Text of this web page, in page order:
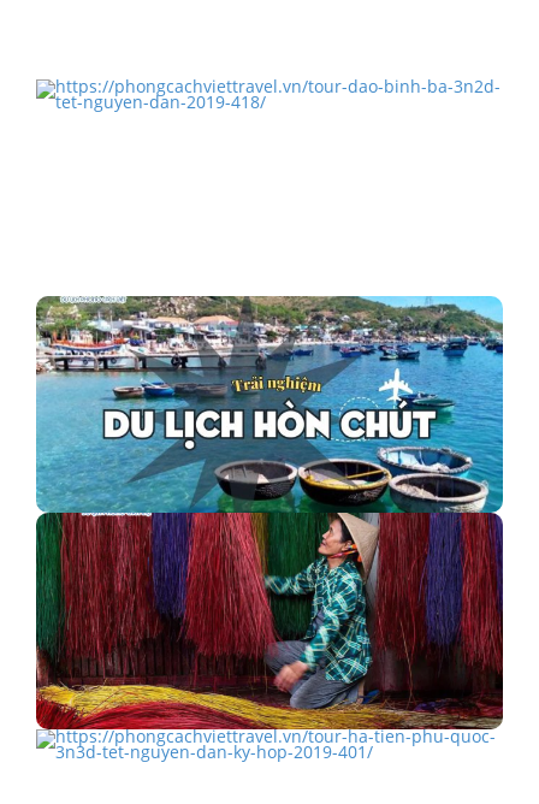
01/12/2019 – KỈ NIỆM TOUR DU LỊCH SIÊU KHUYẾN
TOUR ĐẢO BÌNH BA 3N2Đ TẾT NGUYÊN ĐÁN 2019
Trải nghiệm du lịch đảo Bình Hưng Hòn Chút
Làng chiếu ma Định Yên - Góc nhìn sống động về…